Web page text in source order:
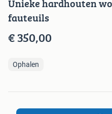
Unieke hardhouten
fauteuils
€ 350,00
Ophalen